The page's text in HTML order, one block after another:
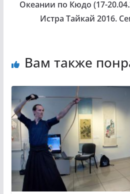
Океании по Кюдо (17-
Истра Тайкай 2016.
Вам также